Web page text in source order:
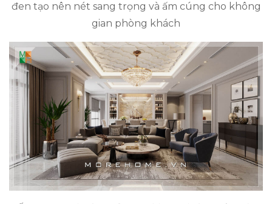
đen tạo nên nét sang trọng và ấm cúng cho không
gian phòng khách